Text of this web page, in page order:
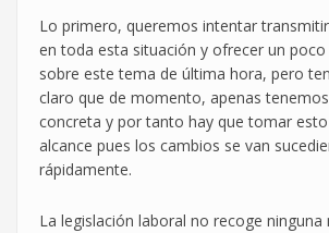
Lo primero, queremos intentar
en toda esta situación y ofrecer un
sobre este tema de última hora, pero
claro que de momento, apenas
concreta y por tanto hay que tomar
alcance pues los cambios se van
rápidamente.
La legislación laboral no recoge ninguna